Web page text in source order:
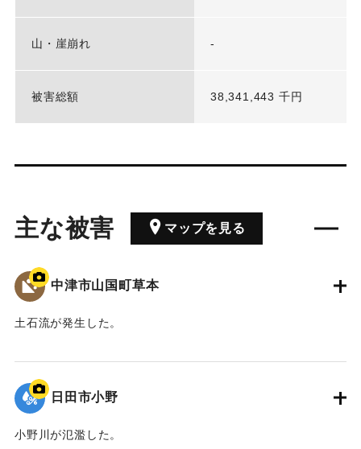
山・崖崩れ -
被害総額 38,341,443 千円
主な被害 マップを見る
中津市山国町草本
土石流が発生した。
｜固有コード:01203042
日田市小野
小野川が氾濫した。